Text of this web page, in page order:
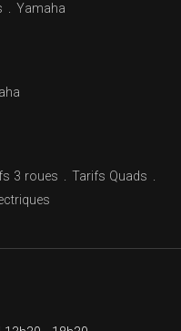
Yamaha
3 roues Tarifs Quads